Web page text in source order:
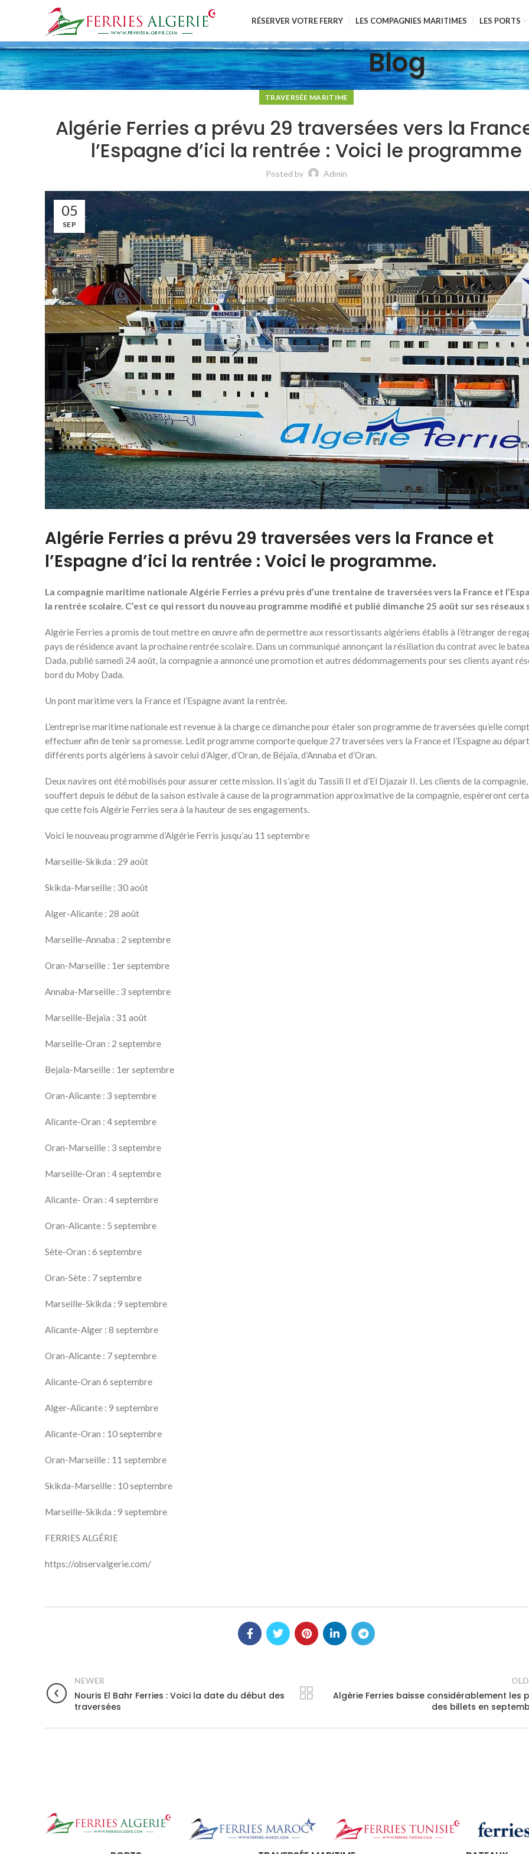
RÉSERVER VOTRE FERRY LES COMPAGNIES MARITIMES LES PORTS
Blog
TRAVERSÉE MARITIME
Algérie Ferries a prévu 29 traversées vers la
l’Espagne d’ici la rentrée : Voici le programme
Posted by Admin
05
SEP
Algérie Ferries a prévu 29 traversées vers la France et
l’Espagne d’ici la rentrée : Voici le programme.
La compagnie maritime nationale Algérie Ferries a prévu près d’une trentaine de traversées vers la France et
la rentrée scolaire. C’est ce qui ressort du nouveau programme modifié et publié dimanche 25 août sur ses réseaux
Algérie Ferries a promis de tout mettre en œuvre afin de permettre aux ressortissants algériens établis à l’étranger de
pays de résidence avant la prochaine rentrée scolaire. Dans un communiqué annonçant la résiliation du contrat avec le
Dada, publié samedi 24 août, la compagnie a annoncé une promotion et autres dédommagements pour ses clients ayant
bord du Moby Dada.
Un pont maritime vers la France et l’Espagne avant la rentrée.
L’entreprise maritime nationale est revenue à la charge ce dimanche pour étaler son programme de traversées qu’elle
effectuer afin de tenir sa promesse. Ledit programme comporte quelque 27 traversées vers la France et l’Espagne au
différents ports algériens à savoir celui d’Alger, d’Oran, de Béjaïa, d’Annaba et d’Oran.
Deux navires ont été mobilisés pour assurer cette mission. Il s’agit du Tassili II et d’El Djazair II. Les clients de la
souffert depuis le début de la saison estivale à cause de la programmation approximative de la compagnie, espèreront
que cette fois Algérie Ferries sera à la hauteur de ses engagements.
Voici le nouveau programme d’Algérie Ferris jusqu’au 11 septembre
Marseille-Skikda : 29 août
Skikda-Marseille : 30 août
Alger-Alicante : 28 août
Marseille-Annaba : 2 septembre
Oran-Marseille : 1er septembre
Annaba-Marseille : 3 septembre
Marseille-Bejaïa : 31 août
Marseille-Oran : 2 septembre
Bejaïa-Marseille : 1er septembre
Oran-Alicante : 3 septembre
Alicante-Oran : 4 septembre
Oran-Marseille : 3 septembre
Marseille-Oran : 4 septembre
Alicante- Oran : 4 septembre
Oran-Alicante : 5 septembre
Sète-Oran : 6 septembre
Oran-Sète : 7 septembre
Marseille-Skikda : 9 septembre
Alicante-Alger : 8 septembre
Oran-Alicante : 7 septembre
Alicante-Oran 6 septembre
Alger-Alicante : 9 septembre
Alicante-Oran : 10 septembre
Oran-Marseille : 11 septembre
Skikda-Marseille : 10 septembre
Marseille-Skikda : 9 septembre
FERRIES ALGÉRIE
https://observalgerie.com/
NEWER
Nouris El Bahr Ferries : Voici la date du début des
traversées
Algérie Ferries baisse considérablement les
des billets en